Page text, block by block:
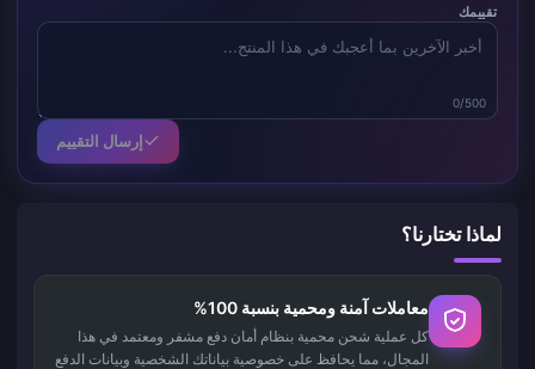
تقييمك
0/500
إرسال التقييم
لماذا تختارنا؟
معاملات آمنة ومحمية بنسبة 100%
كل عملية شحن محمية بنظام أمان دفع مشفر ومعتمد في هذا
المجال، مما يحافظ على خصوصية بياناتك الشخصية وبيانات الدفع